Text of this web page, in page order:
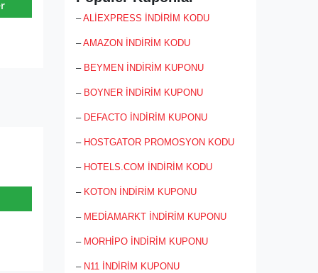
üyelik sayesinde Burger King hakkında
gelişmeler ve fırsatlardan anında
ödemeleri güvenli ve hızlı bir şekilde
gerçekleştirilip size teslim edilmek üzere
hazırlanmaya başlanır. Burger King
sizlere ürünlere kolay erişim, hızlı
kolaylığı sağlamak adına çok gelişme
çalışmalar yapmaktadır.
–ALİEXPRESS İNDİRİM KODU
–AMAZON İNDİRİM KODU
– BEYMEN İNDİRİM KUPONU
– BOYNER İNDİRİM KUPONU
– DEFACTO İNDİRİM KUPONU
– HOSTGATOR PROMOSYON KODU
– HOTELS.COM İNDİRİM KODU
– KOTON İNDİRİM KUPONU
– MEDİAMARKT İNDİRİM KUPONU
– MORHİPO İNDİRİM KUPONU
– N11 İNDİRİM KUPONU